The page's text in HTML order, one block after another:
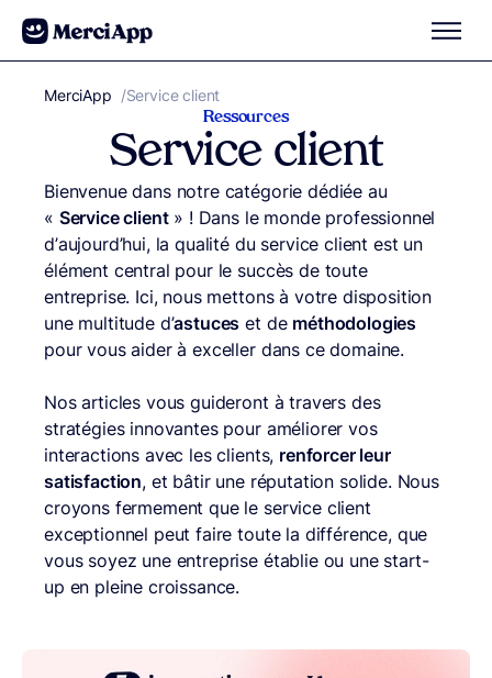
Aller au contenu
MerciApp correcteur orthographe
/Service client
Ressources
Service client
Bienvenue dans notre catégorie dédiée au
« Service client» ! Dans le monde professionnel
d’aujourd’hui, la qualité du service client est un
élément central pour le succès de toute
entreprise. Ici, nous mettons à votre disposition
une multitude d’astuces et de méthodologies
pour vous aider à exceller dans ce domaine.
Nos articles vous guideront à travers des
stratégies innovantes pour améliorer vos
interactions avec les clients, renforcer leur
satisfaction, et bâtir une réputation solide. Nous
croyons fermement que le service client
exceptionnel peut faire toute la différence, que
vous soyez une entreprise établie ou une start-
up en pleine croissance.